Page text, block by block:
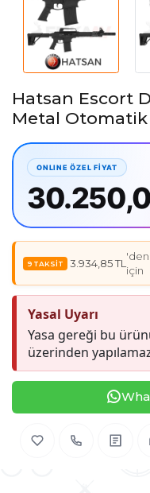
Hatsan Escort
Metal Otomatik
3.934,85 TL
için
Yasal Uyarı
Yasa gereği bu
üzerinden